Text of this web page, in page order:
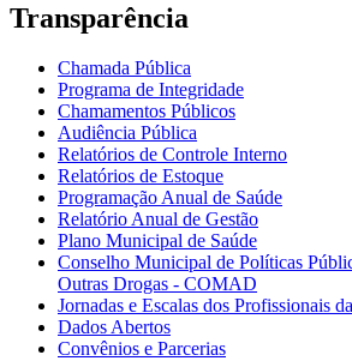
Transparência
Chamada Pública
Programa de Integridade
Chamamentos Públicos
Audiência Pública
Relatórios de Controle Interno
Relatórios de Estoque
Programação Anual de Saúde
Relatório Anual de Gestão
Plano Municipal de Saúde
Conselho Municipal de Políticas
Outras Drogas - COMAD
Jornadas e Escalas dos Profissionais
Dados Abertos
Convênios e Parcerias